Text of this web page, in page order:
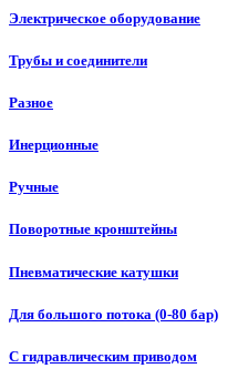
Электрическое оборудование
Трубы и соединители
Разное
Инерционные
Ручные
Поворотные кронштейны
Пневматические катушки
Для большого потока (0-80 бар)
С гидравлическим приводом